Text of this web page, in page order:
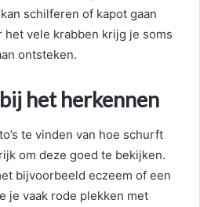
schilferen of kapot gaan
het vele krabben krijg je soms
ontsteken.
het herkennen
te vinden van hoe schurft
om deze goed te bekijken.
bijvoorbeeld eczeem of een
je vaak rode plekken met